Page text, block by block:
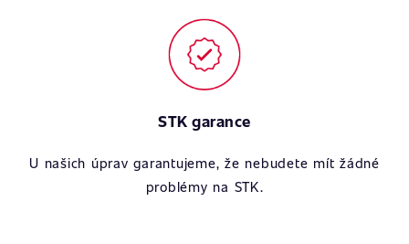
STK garance
U našich úprav garantujeme, že nebudete mít žádné
problémy na STK.